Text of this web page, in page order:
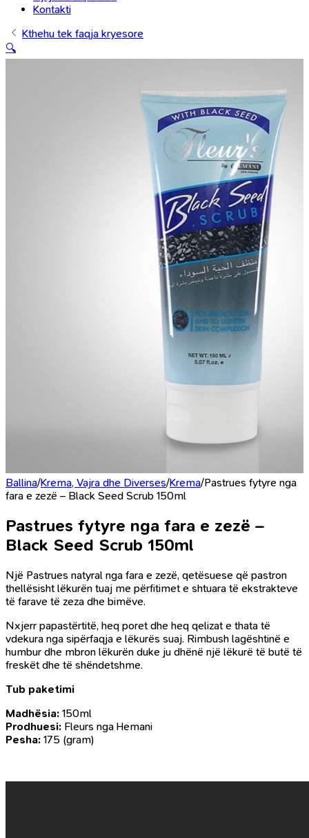
Kontakti
Kthehu tek faqja kryesore
🔍
Ballina/Krema, Vajra dhe Diverses/Krema/Pastrues fytyre nga
fara e zezë – Black Seed Scrub 150ml
Pastrues fytyre nga fara e zezë –
Black Seed Scrub 150ml
Një Pastrues natyral nga fara e zezë, qetësuese që pastron
thellësisht lëkurën tuaj me përfitimet e shtuara të ekstrakteve
të farave të zeza dhe bimëve.
Nxjerr papastërtitë, heq poret dhe heq qelizat e thata të
vdekura nga sipërfaqja e lëkurës suaj. Rimbush lagështinë e
humbur dhe mbron lëkurën duke ju dhënë një lëkurë të butë të
freskët dhe të shëndetshme.
Tub paketimi
Madhësia: 150ml
Prodhuesi: Fleurs nga Hemani
Pesha: 175 (gram)